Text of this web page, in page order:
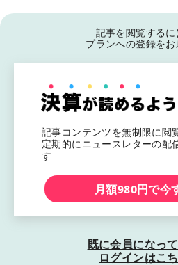
記事を閲覧する
プランへの登録を
記事コンテンツを無制限に閲
定期的にニュースレターの配
す
月額980円で今
既に会員になっ
ログインはこ